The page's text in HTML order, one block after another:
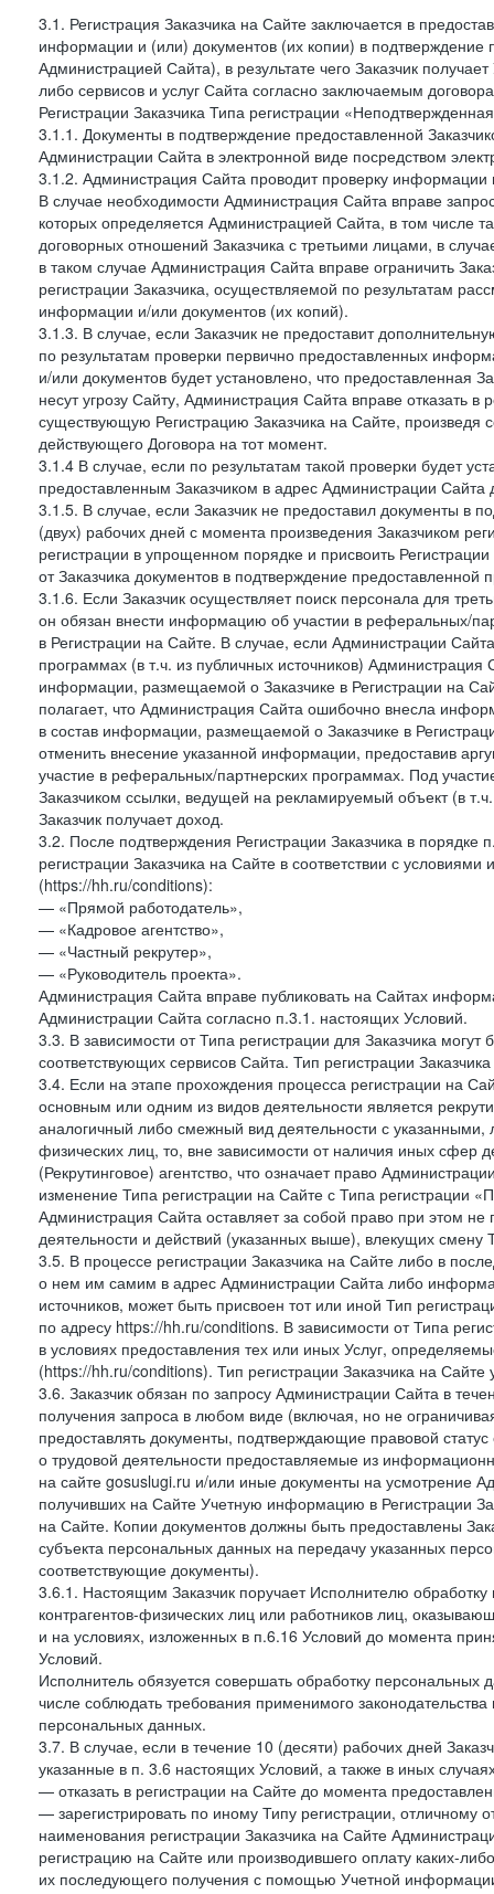
3.1. Регистрация Заказчика на Сайте заключается в
информации и (или) документов (их копии) в
Администрацией Сайта), в результате чего Заказчик
либо сервисов и услуг Сайта согласно заключаемым
Регистрации Заказчика Типа регистрации
3.1.1. Документы в подтверждение предоставленной
Администрации Сайта в электронной виде посредством
3.1.2. Администрация Сайта проводит проверку информации
В случае необходимости Администрация Сайта вправе
которых определяется Администрацией Сайта, в том числе
договорных отношений Заказчика с третьими лицами, в
в таком случае Администрация Сайта вправе ограничить
регистрации Заказчика, осуществляемой по результатам
информации и/или документов (их копий).
3.1.3. В случае, если Заказчик не предоставит
по результатам проверки первично предоставленных
и/или документов будет установлено, что предоставленная
несут угрозу Сайту, Администрация Сайта вправе отказать
существующую Регистрацию Заказчика на Сайте, произведя
действующего Договора на тот момент.
3.1.4 В случае, если по результатам такой проверки будет
предоставленным Заказчиком в адрес Администрации
3.1.5. В случае, если Заказчик не предоставил документы в
(двух) рабочих дней с момента произведения Заказчиком
регистрации в упрощенном порядке и присвоить
от Заказчика документов в подтверждение
3.1.6. Если Заказчик осуществляет поиск персонала для
он обязан внести информацию об участии в реферальных/
в Регистрации на Сайте. В случае, если Администрации
программах (в т.ч. из публичных источников)
информации, размещаемой о Заказчике в Регистрации на
полагает, что Администрация Сайта ошибочно внесла
в состав информации, размещаемой о Заказчике в
отменить внесение указанной информации, предоставив
участие в реферальных/партнерских программах. Под
Заказчиком ссылки, ведущей на рекламируемый объект (в
Заказчик получает доход.
3.2. После подтверждения Регистрации Заказчика в
регистрации Заказчика на Сайте в соответствии с
(https://hh.ru/conditions):
— «Прямой работодатель»,
— «Кадровое агентство»,
— «Частный рекрутер»,
— «Руководитель проекта».
Администрация Сайта вправе публиковать на Сайтах
Администрации Сайта согласно п.3.1. настоящих Условий.
3.3. В зависимости от Типа регистрации для Заказчика
соответствующих сервисов Сайта. Тип регистрации
3.4. Если на этапе прохождения процесса регистрации на
основным или одним из видов деятельности является
аналогичный либо смежный вид деятельности с
физических лиц, то, вне зависимости от наличия иных сфер
(Рекрутинговое) агентство, что означает право
изменение Типа регистрации на Сайте с Типа регистрации
Администрация Сайта оставляет за собой право при этом не
деятельности и действий (указанных выше), влекущих смену
3.5. В процессе регистрации Заказчика на Сайте либо в
о нем им самим в адрес Администрации Сайта либо
источников, может быть присвоен тот или иной Тип
по адресу https://hh.ru/conditions. В зависимости от Типа
в условиях предоставления тех или иных Услуг,
(https://hh.ru/conditions). Тип регистрации Заказчика на
3.6. Заказчик обязан по запросу Администрации Сайта в
получения запроса в любом виде (включая, но не
предоставлять документы, подтверждающие правовой
о трудовой деятельности предоставляемые из
на сайте gosuslugi.ru и/или иные документы на усмотрение
получивших на Сайте Учетную информацию в Регистрации
на Сайте. Копии документов должны быть предоставлены
субъекта персональных данных на передачу указанных
соответствующие документы).
3.6.1. Настоящим Заказчик поручает Исполнителю
контрагентов-физических лиц или работников лиц,
и на условиях, изложенных в п.6.16 Условий до момента
Условий.
Исполнитель обязуется совершать обработку
числе соблюдать требования применимого
персональных данных.
3.7. В случае, если в течение 10 (десяти) рабочих дней
указанные в п. 3.6 настоящих Условий, а также в иных
— отказать в регистрации на Сайте до момента
— зарегистрировать по иному Типу регистрации, отличному
наименования регистрации Заказчика на Сайте
регистрацию на Сайте или производившего оплату каких-
их последующего получения с помощью Учетной